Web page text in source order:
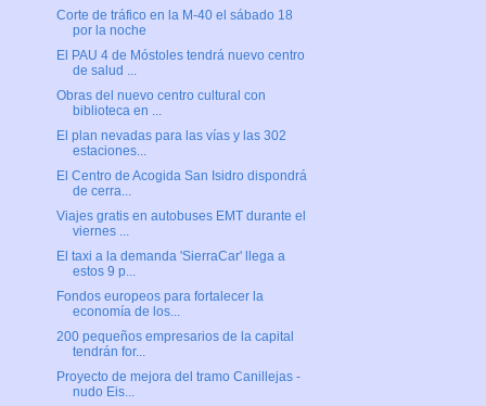
Corte de tráfico en la M-40 el sábado 18
por la noche
El PAU 4 de Móstoles tendrá nuevo centro
de salud ...
Obras del nuevo centro cultural con
biblioteca en ...
El plan nevadas para las vías y las 302
estaciones...
El Centro de Acogida San Isidro dispondrá
de cerra...
Viajes gratis en autobuses EMT durante el
viernes ...
El taxi a la demanda 'SierraCar' llega a
estos 9 p...
Fondos europeos para fortalecer la
economía de los...
200 pequeños empresarios de la capital
tendrán for...
Proyecto de mejora del tramo Canillejas -
nudo Eis...